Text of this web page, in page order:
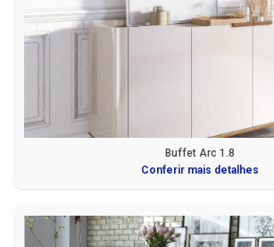
Buffet Arc 1.8
Conferir mais detalhes